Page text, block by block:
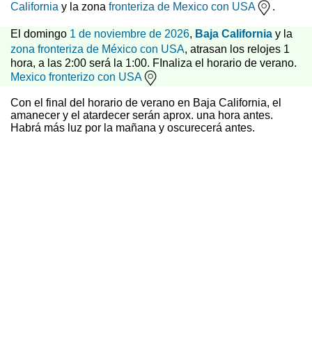
California y la zona fronteriza de Mexico con USA .
El domingo 1 de noviembre de 2026, Baja California y la
zona fronteriza de México con USA, atrasan los relojes 1
hora, a las 2:00 será la 1:00. FInaliza el horario de verano.
Mexico fronterizo con USA
Con el final del horario de verano en Baja California, el
amanecer y el atardecer serán aprox. una hora antes.
Habrá más luz por la mañana y oscurecerá antes.